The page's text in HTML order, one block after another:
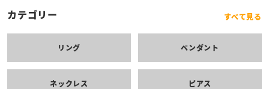
カテゴリー すべて見る
リング ペンダント
ネックレス ピアス